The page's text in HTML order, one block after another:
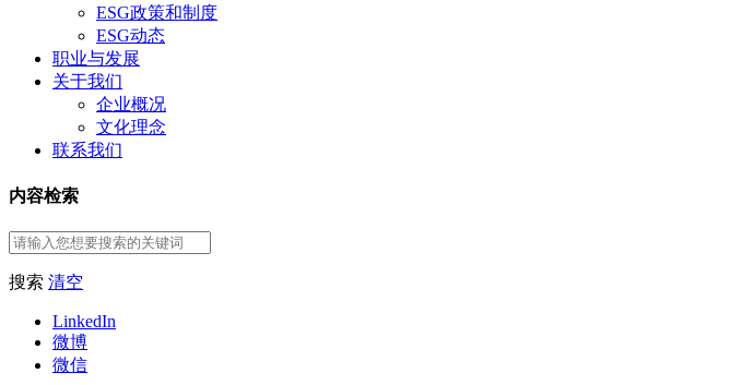
ESG政策和制度
ESG动态
职业与发展
关于我们
企业概况
文化理念
联系我们
内容检索
搜索 清空
LinkedIn
微博
微信